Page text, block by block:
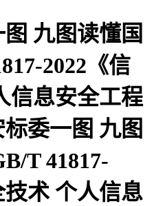
九图读懂国
2022《信
信息安全工程
委一图 九图
T 41817-
技术 个人信息